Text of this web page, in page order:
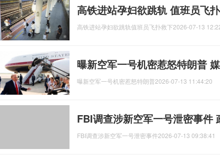
高铁进站孕妇欲跳轨 值班员飞
高铁进站孕妇欲跳轨值班员飞扑救下2026-07-13
曝新空军一号机密惹怒特朗普
曝新空军一号机密惹怒特朗普2026-07-13 11:44:20
FBI调查涉新空军一号泄密事件
FBI调查涉新空军一号泄密事件2026-07-13 09:38:41